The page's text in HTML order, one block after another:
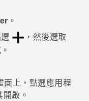
。
，然後選取
面上，點選應用程
啟。